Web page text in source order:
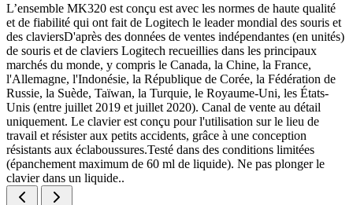
L’ensemble MK320 est conçu est avec les normes de haute qualité
et de fiabilité qui ont fait de Logitech le leader mondial des souris et
des claviersD'après des données de ventes indépendantes (en unités)
de souris et de claviers Logitech recueillies dans les principaux
marchés du monde, y compris le Canada, la Chine, la France,
l'Allemagne, l'Indonésie, la République de Corée, la Fédération de
Russie, la Suède, Taïwan, la Turquie, le Royaume-Uni, les États-
Unis (entre juillet 2019 et juillet 2020). Canal de vente au détail
uniquement. Le clavier est conçu pour l'utilisation sur le lieu de
travail et résister aux petits accidents, grâce à une conception
résistants aux éclaboussures.Testé dans des conditions limitées
(épanchement maximum de 60 ml de liquide). Ne pas plonger le
clavier dans un liquide..